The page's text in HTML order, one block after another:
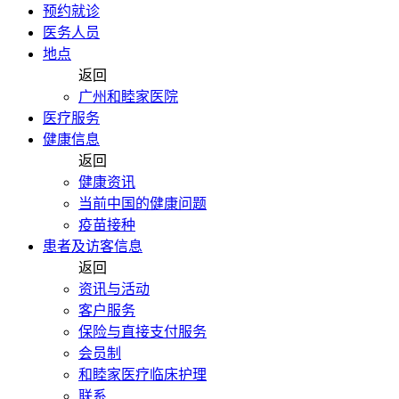
预约就诊
医务人员
地点
返回
广州和睦家医院
医疗服务
健康信息
返回
健康资讯
当前中国的健康问题
疫苗接种
患者及访客信息
返回
资讯与活动
客户服务
保险与直接支付服务
会员制
和睦家医疗临床护理
联系